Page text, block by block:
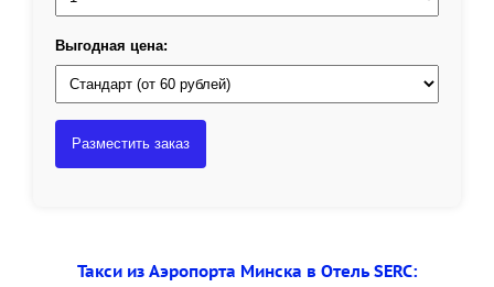
Выгодная цена:
Разместить заказ
Такси из Аэропорта Минска в Отель SERC: